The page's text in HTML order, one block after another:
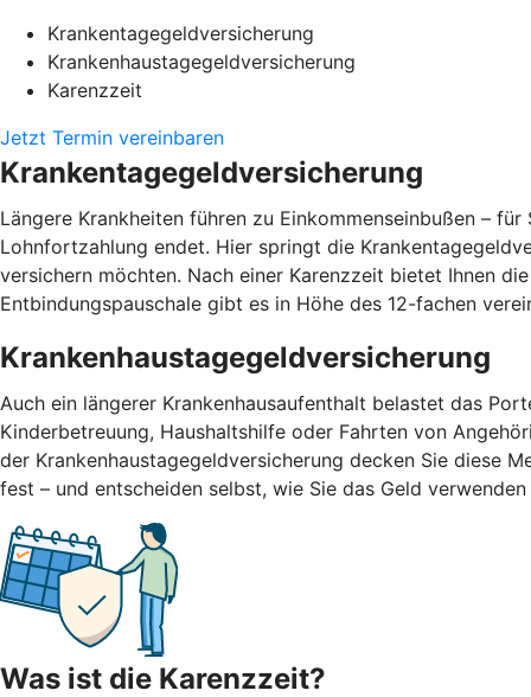
Krankentagegeldversicherung
Krankenhaustagegeldversicherung
Karenzzeit
Jetzt Termin vereinbaren
Krankentagegeldversicherung
Längere Krankheiten führen zu Einkommenseinbußen –
Lohnfortzahlung endet. Hier springt die
versichern möchten. Nach einer Karenzzeit bietet Ihnen
Entbindungspauschale gibt es in Höhe des 12-fachen
Krankenhaustagegeldversicherung
Auch ein längerer Krankenhausaufenthalt belastet das
Kinderbetreuung, Haushaltshilfe oder Fahrten von
der Krankenhaustagegeldversicherung decken Sie diese
fest – und entscheiden selbst, wie Sie das Geld
Was ist die Karenzzeit?